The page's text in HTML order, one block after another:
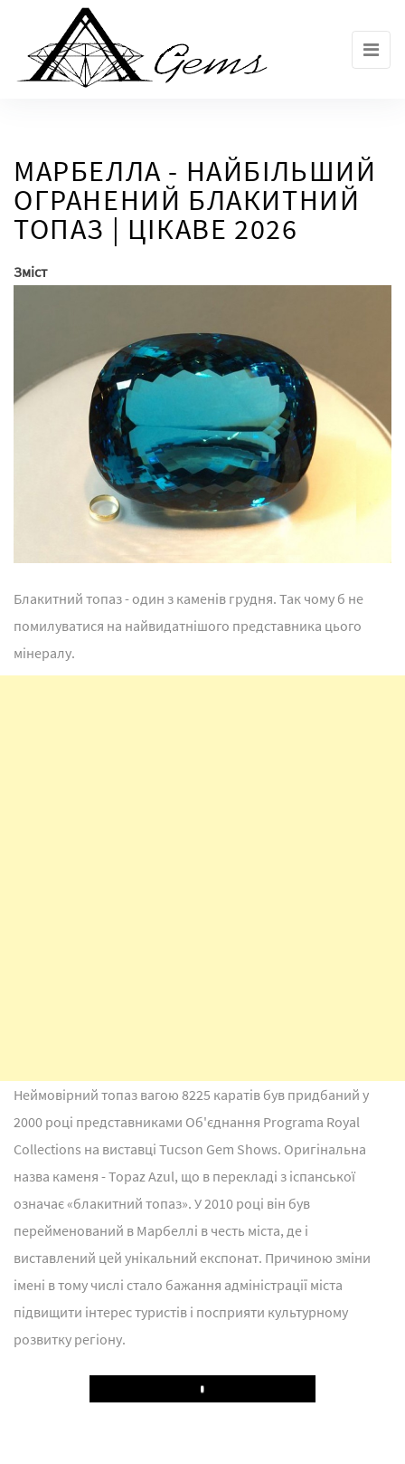
МАРБЕЛЛА - НАЙБІЛЬШИЙ
ОГРАНЕНИЙ БЛАКИТНИЙ
ТОПАЗ | ЦІКАВЕ 2026
Зміст
Блакитний топаз - один з каменів грудня. Так чому б не
помилуватися на найвидатнішого представника цього
мінералу.
Неймовірний топаз вагою 8225 каратів був придбаний у
2000 році представниками Об'єднання Programa Royal
Сollections на виставці Tucson Gem Shows. Оригінальна
назва каменя - Topaz Azul, що в перекладі з іспанської
означає «блакитний топаз». У 2010 році він був
перейменований в Марбеллі в честь міста, де і
виставлений цей унікальний експонат. Причиною зміни
імені в тому числі стало бажання адміністрації міста
підвищити інтерес туристів і посприяти культурному
розвитку регіону.
Play